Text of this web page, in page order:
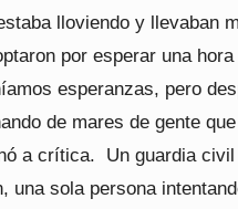
lloviendo y llevaban
por esperar una
esperanzas, pero
de mares de gente
a crítica. Un guardia
una sola persona